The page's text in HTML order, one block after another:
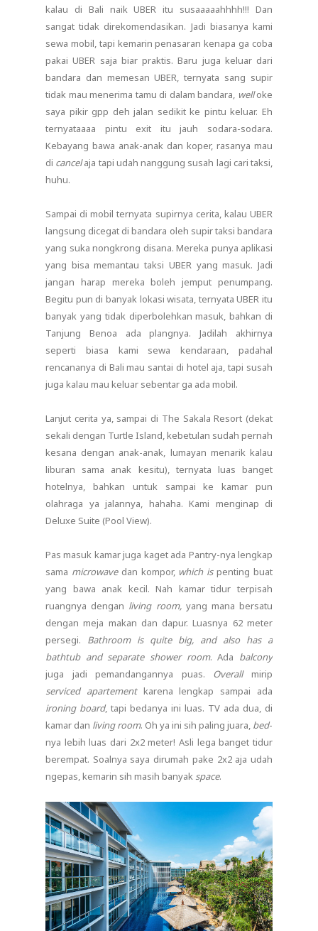
kalau di Bali naik UBER itu susaaaaahhhh!!! Dan
sangat tidak direkomendasikan. Jadi biasanya kami
sewa mobil, tapi kemarin penasaran kenapa ga coba
pakai UBER saja biar praktis. Baru juga keluar dari
bandara dan memesan UBER, ternyata sang supir
tidak mau menerima tamu di dalam bandara, welloke
saya pikir gpp deh jalan sedikit ke pintu keluar. Eh
ternyataaaa pintu exit itu jauh sodara-sodara.
Kebayang bawa anak-anak dan koper, rasanya mau
di cancelaja tapi udah nanggung susah lagi cari taksi,
huhu.
Sampai di mobil ternyata supirnya cerita, kalau UBER
langsung dicegat di bandara oleh supir taksi bandara
yang suka nongkrong disana. Mereka punya aplikasi
yang bisa memantau taksi UBER yang masuk. Jadi
jangan harap mereka boleh jemput penumpang.
Begitu pun di banyak lokasi wisata, ternyata UBER itu
banyak yang tidak diperbolehkan masuk, bahkan di
Tanjung Benoa ada plangnya. Jadilah akhirnya
seperti biasa kami sewa kendaraan, padahal
rencananya di Bali mau santai di hotel aja, tapi susah
juga kalau mau keluar sebentar ga ada mobil.
Lanjut cerita ya, sampai di The Sakala Resort (dekat
sekali dengan Turtle Island, kebetulan sudah pernah
kesana dengan anak-anak, lumayan menarik kalau
liburan sama anak kesitu), ternyata luas banget
hotelnya, bahkan untuk sampai ke kamar pun
olahraga ya jalannya, hahaha. Kami menginap di
Deluxe Suite (Pool View).
Pas masuk kamar juga kaget ada Pantry-nya lengkap
sama microwavedan kompor, which ispenting buat
yang bawa anak kecil. Nah kamar tidur terpisah
ruangnya dengan living room,yang mana bersatu
dengan meja makan dan dapur. Luasnya 62 meter
persegi. Bathroom is quite big, and also has a
bathtub and separate shower room. Ada balcony
juga jadi pemandangannya puas. Overallmirip
serviced apartementkarena lengkap sampai ada
ironing board, tapi bedanya ini luas. TV ada dua, di
kamar dan living room. Oh ya ini sih paling juara, bed-
nya lebih luas dari 2x2 meter! Asli lega banget tidur
berempat. Soalnya saya dirumah pake 2x2 aja udah
ngepas, kemarin sih masih banyak space.